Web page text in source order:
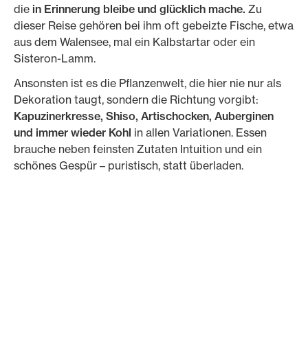
die in Erinnerung bleibe und glücklich mache. Zu
dieser Reise gehören bei ihm oft gebeizte Fische, etwa
aus dem Walensee, mal ein Kalbstartar oder ein
Sisteron-Lamm.
Ansonsten ist es die Pflanzenwelt, die hier nie nur als
Dekoration taugt, sondern die Richtung vorgibt:
Kapuzinerkresse, Shiso, Artischocken, Auberginen
und immer wieder Kohl in allen Variationen. Essen
brauche neben feinsten Zutaten Intuition und ein
schönes Gespür – puristisch, statt überladen.